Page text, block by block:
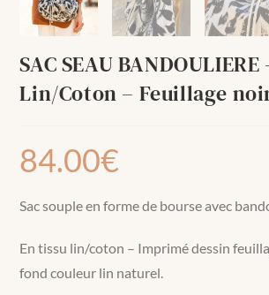
SAC SEAU BANDOULIERE
Lin/Coton – Feuillage
84.00€
Sac souple en forme de bourse avec
En tissu lin/coton – Imprimé dessin
fond couleur lin naturel.